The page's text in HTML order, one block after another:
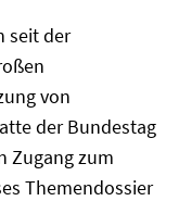
seit der
von
der Bundestag
Zugang zum
Themendossier